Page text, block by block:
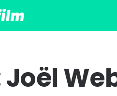
Joël